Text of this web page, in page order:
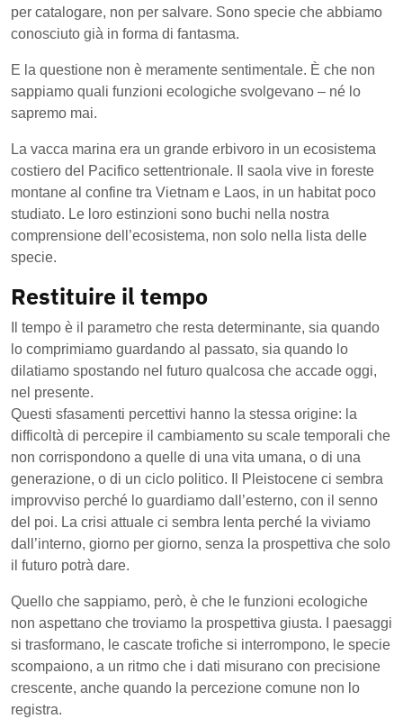
per catalogare, non per salvare. Sono specie che abbiamo
conosciuto già in forma di fantasma.
E la questione non è meramente sentimentale. È che non
sappiamo quali funzioni ecologiche svolgevano – né lo
sapremo mai.
La vacca marina era un grande erbivoro in un ecosistema
costiero del Pacifico settentrionale. Il saola vive in foreste
montane al confine tra Vietnam e Laos, in un habitat poco
studiato. Le loro estinzioni sono buchi nella nostra
comprensione dell’ecosistema, non solo nella lista delle
specie.
Restituire il tempo
Il tempo è il parametro che resta determinante, sia quando
lo comprimiamo guardando al passato, sia quando lo
dilatiamo spostando nel futuro qualcosa che accade oggi,
nel presente.
Questi sfasamenti percettivi hanno la stessa origine: la
difficoltà di percepire il cambiamento su scale temporali che
non corrispondono a quelle di una vita umana, o di una
generazione, o di un ciclo politico. Il Pleistocene ci sembra
improvviso perché lo guardiamo dall’esterno, con il senno
del poi. La crisi attuale ci sembra lenta perché la viviamo
dall’interno, giorno per giorno, senza la prospettiva che solo
il futuro potrà dare.
Quello che sappiamo, però, è che le funzioni ecologiche
non aspettano che troviamo la prospettiva giusta. I paesaggi
si trasformano, le cascate trofiche si interrompono, le specie
scompaiono, a un ritmo che i dati misurano con precisione
crescente, anche quando la percezione comune non lo
registra.